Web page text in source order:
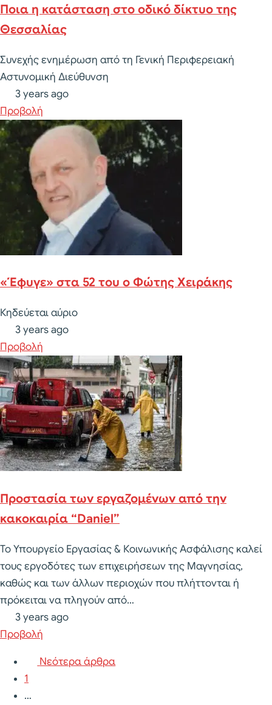
Ποια η κατάσταση στο οδικό δίκτυο της
Θεσσαλίας
Συνεχής ενημέρωση από τη Γενική Περιφερειακή
Αστυνομική Διεύθυνση
3 years ago
Προβολή
«Έφυγε» στα 52 του ο Φώτης Χειράκης
Κηδεύεται αύριο
3 years ago
Προβολή
Προστασία των εργαζομένων από την
κακοκαιρία “Daniel”
Το Υπουργείο Εργασίας & Κοινωνικής Ασφάλισης καλεί
τους εργοδότες των επιχειρήσεων της Μαγνησίας,
καθώς και των άλλων περιοχών που πλήττονται ή
πρόκειται να πληγούν από…
3 years ago
Προβολή
Πλοήγηση
άρθρων
Νεότερα άρθρα
1
…